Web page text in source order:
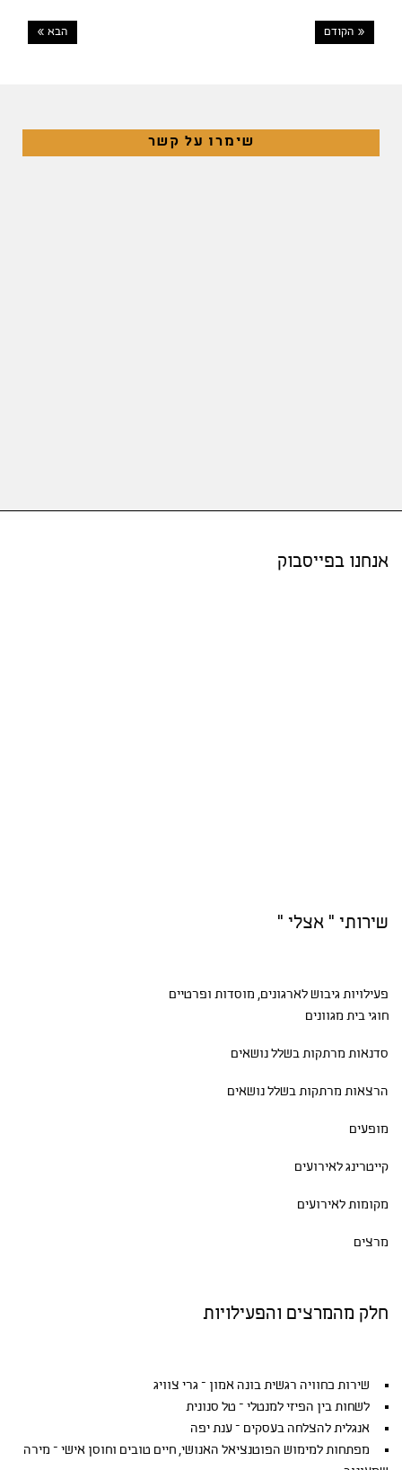
« הקודם הבא »
שימרו על קשר
אנחנו בפייסבוק
שירותי " אצלי "
פעילויות גיבושלארגונים, מוסדות ופרטיים
חוגי בית מגוונים
סדנאות מרתקות בשלל נושאים
הרצאות מרתקות בשלל נושאים
מופעים
קייטרינג לאירועים
מקומות לאירועים
מרצים
חלק מהמרצים והפעילויות
שירות כחוויה רגשית בונה אמון – גרי צוויג
לשחות בין הפיזי למנטלי – טל סנונית
אנגלית להצלחה בעסקים – ענת יפה
מפתחות למימוש הפוטנציאל האנושי, חיים טובים וחוסן אישי – מירה